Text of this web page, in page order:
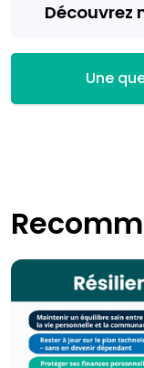
Découvrez
Une